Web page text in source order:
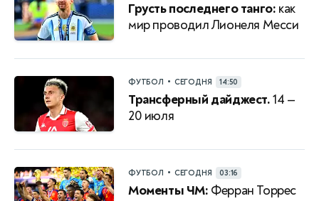
Грусть последнего танго: как
мир проводил Лионеля Месси
ФУТБОЛ • СЕГОДНЯ 14:50
Трансферный дайджест.14 —
20 июля
ФУТБОЛ • СЕГОДНЯ 03:16
Моменты ЧМ: Ферран Торрес